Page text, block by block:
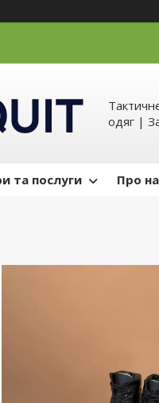
одяг |
та послуги Про